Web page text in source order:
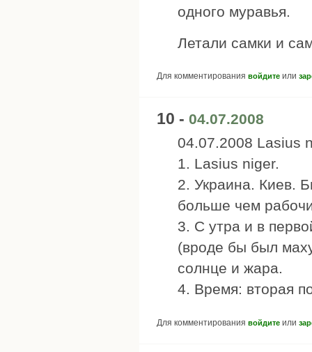
одного муравья.
Летали самки и
Для комментирования войдите или
10 - 04.07.2008
04.07.2008 Lasius
1. Lasius niger.
2. Украина. Киев.
больше чем
3. С утра и в
(вроде бы был
солнце и жара.
4. Время: вторая
Для комментирования войдите или